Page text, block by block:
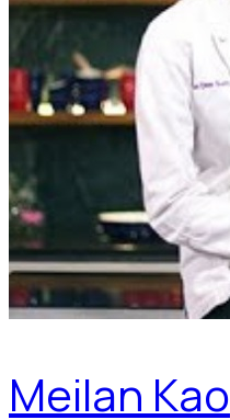
Meilan Kao